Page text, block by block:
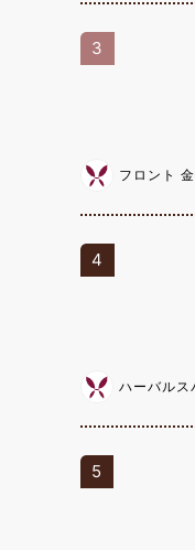
3
フロント
4
ハーバルス
5